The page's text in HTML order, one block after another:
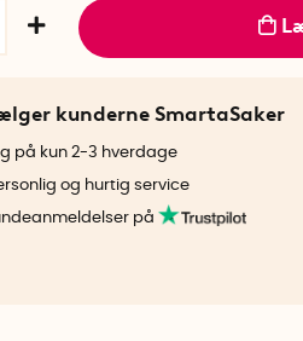
kunderne SmartaSaker
på kun 2-3 hverdage
og hurtig service
på